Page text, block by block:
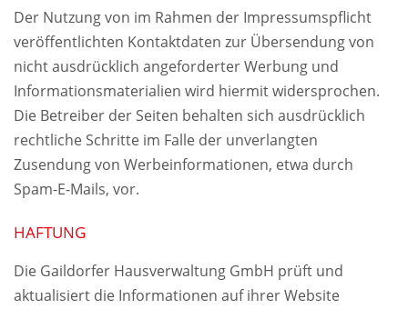
Der Nutzung von im Rahmen der Impressumspflicht
veröffentlichten Kontaktdaten zur Übersendung von
nicht ausdrücklich angeforderter Werbung und
Informationsmaterialien wird hiermit widersprochen.
Die Betreiber der Seiten behalten sich ausdrücklich
rechtliche Schritte im Falle der unverlangten
Zusendung von Werbeinformationen, etwa durch
Spam-E-Mails, vor.
HAFTUNG
Die Gaildorfer Hausverwaltung GmbH prüft und
aktualisiert die Informationen auf ihrer Website